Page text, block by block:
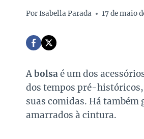
PorIsabella Parada 17 de maio
Abolsaé um dos
dos tempos pré-históricos,
suas comidas. Há também
amarrados à cintura.